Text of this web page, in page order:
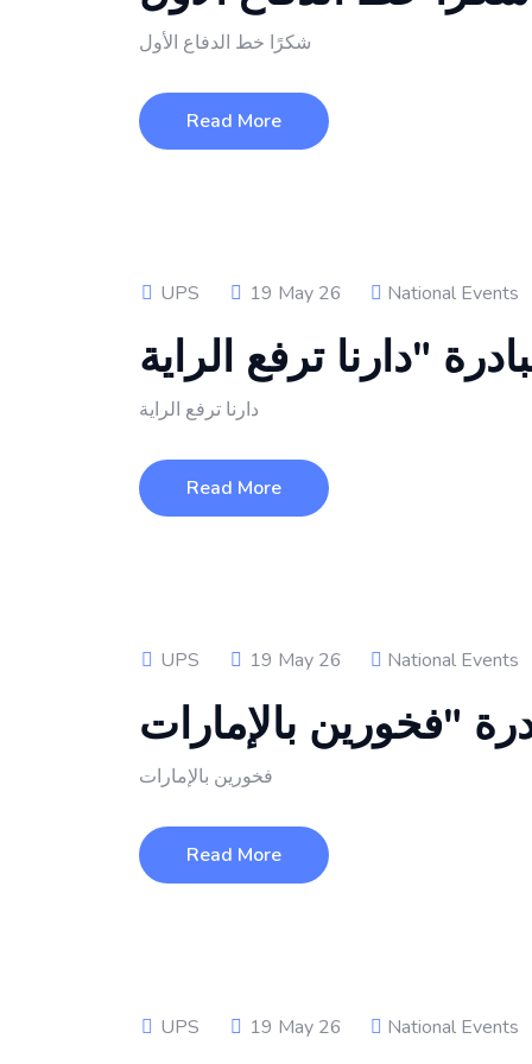
شكرًا خط الدفاع الأول
Read More
UPS 19 May 26 National Events
دارنا ترفع الراية
Read More
UPS 19 May 26 National Events
فخورين بالإمارات
Read More
UPS 19 May 26 National Events